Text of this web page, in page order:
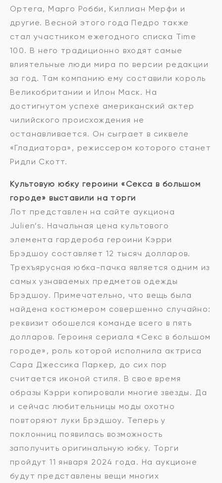
Ортега, Марго Робби, Киллиан Мерфи и
другие. Весной этого года Педро также
стал участником ежегодного списка Time
100. В него традиционно входят самые
влиятельные люди мира по версии редакции
за год. Там компанию ему составили король
Великобритании и Илон Маск. На
достигнутом успехе американский актер
чилийского происхождения не
останавливается. Он сыграет в сиквеле
«Гладиатора», режиссером которого станет
Ридли Скотт.
Культовую юбку героини «Секса в большом
городе» выставили на торги
Лот представлен на сайте аукциона
Julien’s. Начальная цена культового
элемента гардероба героини Кэрри
Брэдшоу составляет 12 тысяч долларов.
Трехъярусная юбка-пачка является одним из
самых узнаваемых предметов одежды
Брэдшоу. Примечательно, что вещь была
найдена костюмером совершенно случайно:
реквизит обошелся команде всего в пять
долларов. Героиня сериала «Секс в большом
городе», роль которой исполнила актриса
Сара Джессика Паркер, до сих пор
считается иконой стиля. В свое время
образы Кэрри копировали многие звезды. Да
и сейчас любительницы моды охотно
повторяют луки Брэдшоу. Теперь у
поклонниц появилась возможность
заполучить оригинальную юбку. Торги
пройдут 11 января 2024 года. На аукционе
будут представлены вещи многих